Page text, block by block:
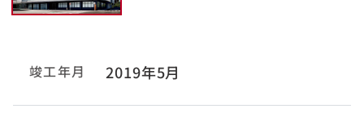
竣工年月 2019年5月